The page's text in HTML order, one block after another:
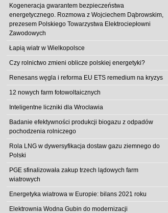
Kogeneracja gwarantem bezpieczeństwa
energetycznego. Rozmowa z Wojciechem Dąbrowskim,
prezesem Polskiego Towarzystwa Elektrociepłowni
Zawodowych
Łapią wiatr w Wielkopolsce
Czy rolnictwo zmieni oblicze polskiej energetyki?
Renesans węgla i reforma EU ETS remedium na kryzys
12 nowych farm fotowoltaicznych
Inteligentne liczniki dla Wrocławia
Badanie efektywności produkcji biogazu z odpadów
pochodzenia rolniczego
Rola LNG w dywersyfikacja dostaw gazu ziemnego do
Polski
PGE sfinalizowała zakup trzech lądowych farm
wiatrowych
Energetyka wiatrowa w Europie: bilans 2021 roku
Elektrownia Wodna Gubin do modernizacji